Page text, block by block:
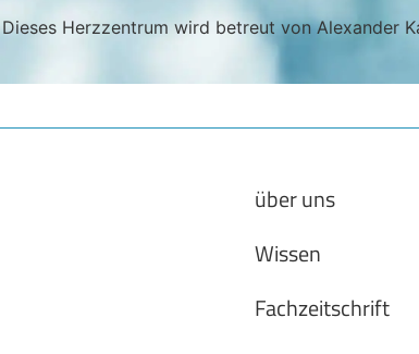
Dieses Herzzentrum wird betreut von Alexander
über uns
Wissen
Fachzeitschrift